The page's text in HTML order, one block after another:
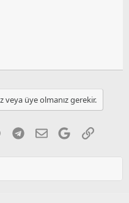
veya üye olmanız gerekir.
WhatsApp
Telegram
E-postaGoogleLink